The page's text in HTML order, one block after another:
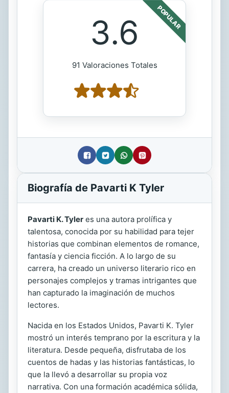
POPULAR
3.6
91 Valoraciones Totales
Biografía de Pavarti K Tyler
Pavarti K. Tyler es una autora prolífica y
talentosa, conocida por su habilidad para tejer
historias que combinan elementos de romance,
fantasía y ciencia ficción. A lo largo de su
carrera, ha creado un universo literario rico en
personajes complejos y tramas intrigantes que
han capturado la imaginación de muchos
lectores.
Nacida en los Estados Unidos, Pavarti K. Tyler
mostró un interés temprano por la escritura y la
literatura. Desde pequeña, disfrutaba de los
cuentos de hadas y las historias fantásticas, lo
que la llevó a desarrollar su propia voz
narrativa. Con una formación académica sólida,